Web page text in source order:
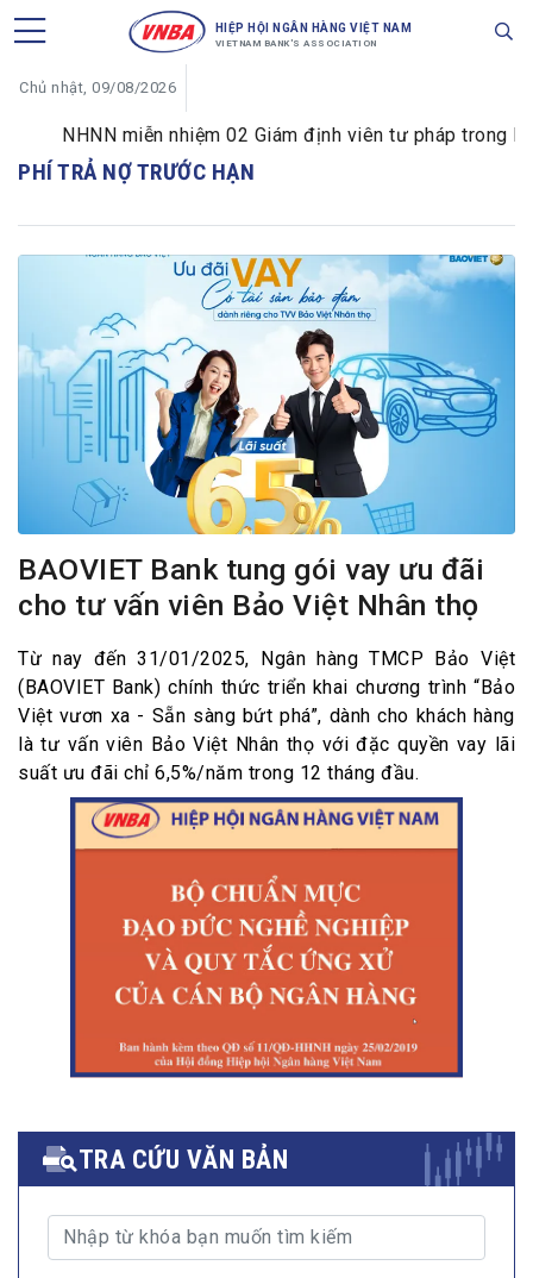
HIỆP HỘI NGÂN HÀNG VIỆT NAM
VIETNAM BANK'S ASSOCIATION
Chủ nhật, 09/08/2026
NHNN miễn nhiệm 02 Giám định viên tư pháp trong
PHÍ TRẢ NỢ TRƯỚC HẠN
BAOVIET Bank tung gói vay ưu đãi
cho tư vấn viên Bảo Việt Nhân thọ
Từ nay đến 31/01/2025, Ngân hàng TMCP Bảo Việt
(BAOVIET Bank) chính thức triển khai chương trình “Bảo
Việt vươn xa - Sẵn sàng bứt phá”, dành cho khách hàng
là tư vấn viên Bảo Việt Nhân thọ với đặc quyền vay lãi
suất ưu đãi chỉ 6,5%/năm trong 12 tháng đầu.
TRA CỨU VĂN BẢN